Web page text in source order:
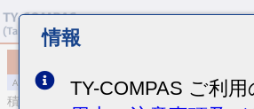
積層セラミックコンデンサ
情報
TY-COMPAS ご利